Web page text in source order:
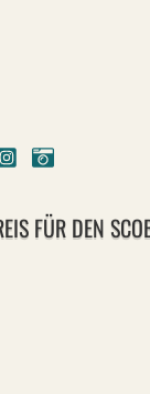
Instagram
FÜR DEN